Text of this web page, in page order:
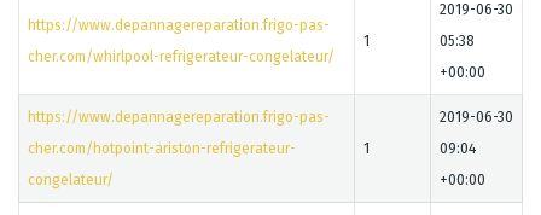
https://www.depannagereparation.frigo-pas-
cher.com/whirlpool-refrigerateur-congelateur/
1
2019-06-30
05:38
+00:00
https://www.depannagereparation.frigo-pas-
cher.com/hotpoint-ariston-refrigerateur-
congelateur/
1
2019-06-30
09:04
+00:00